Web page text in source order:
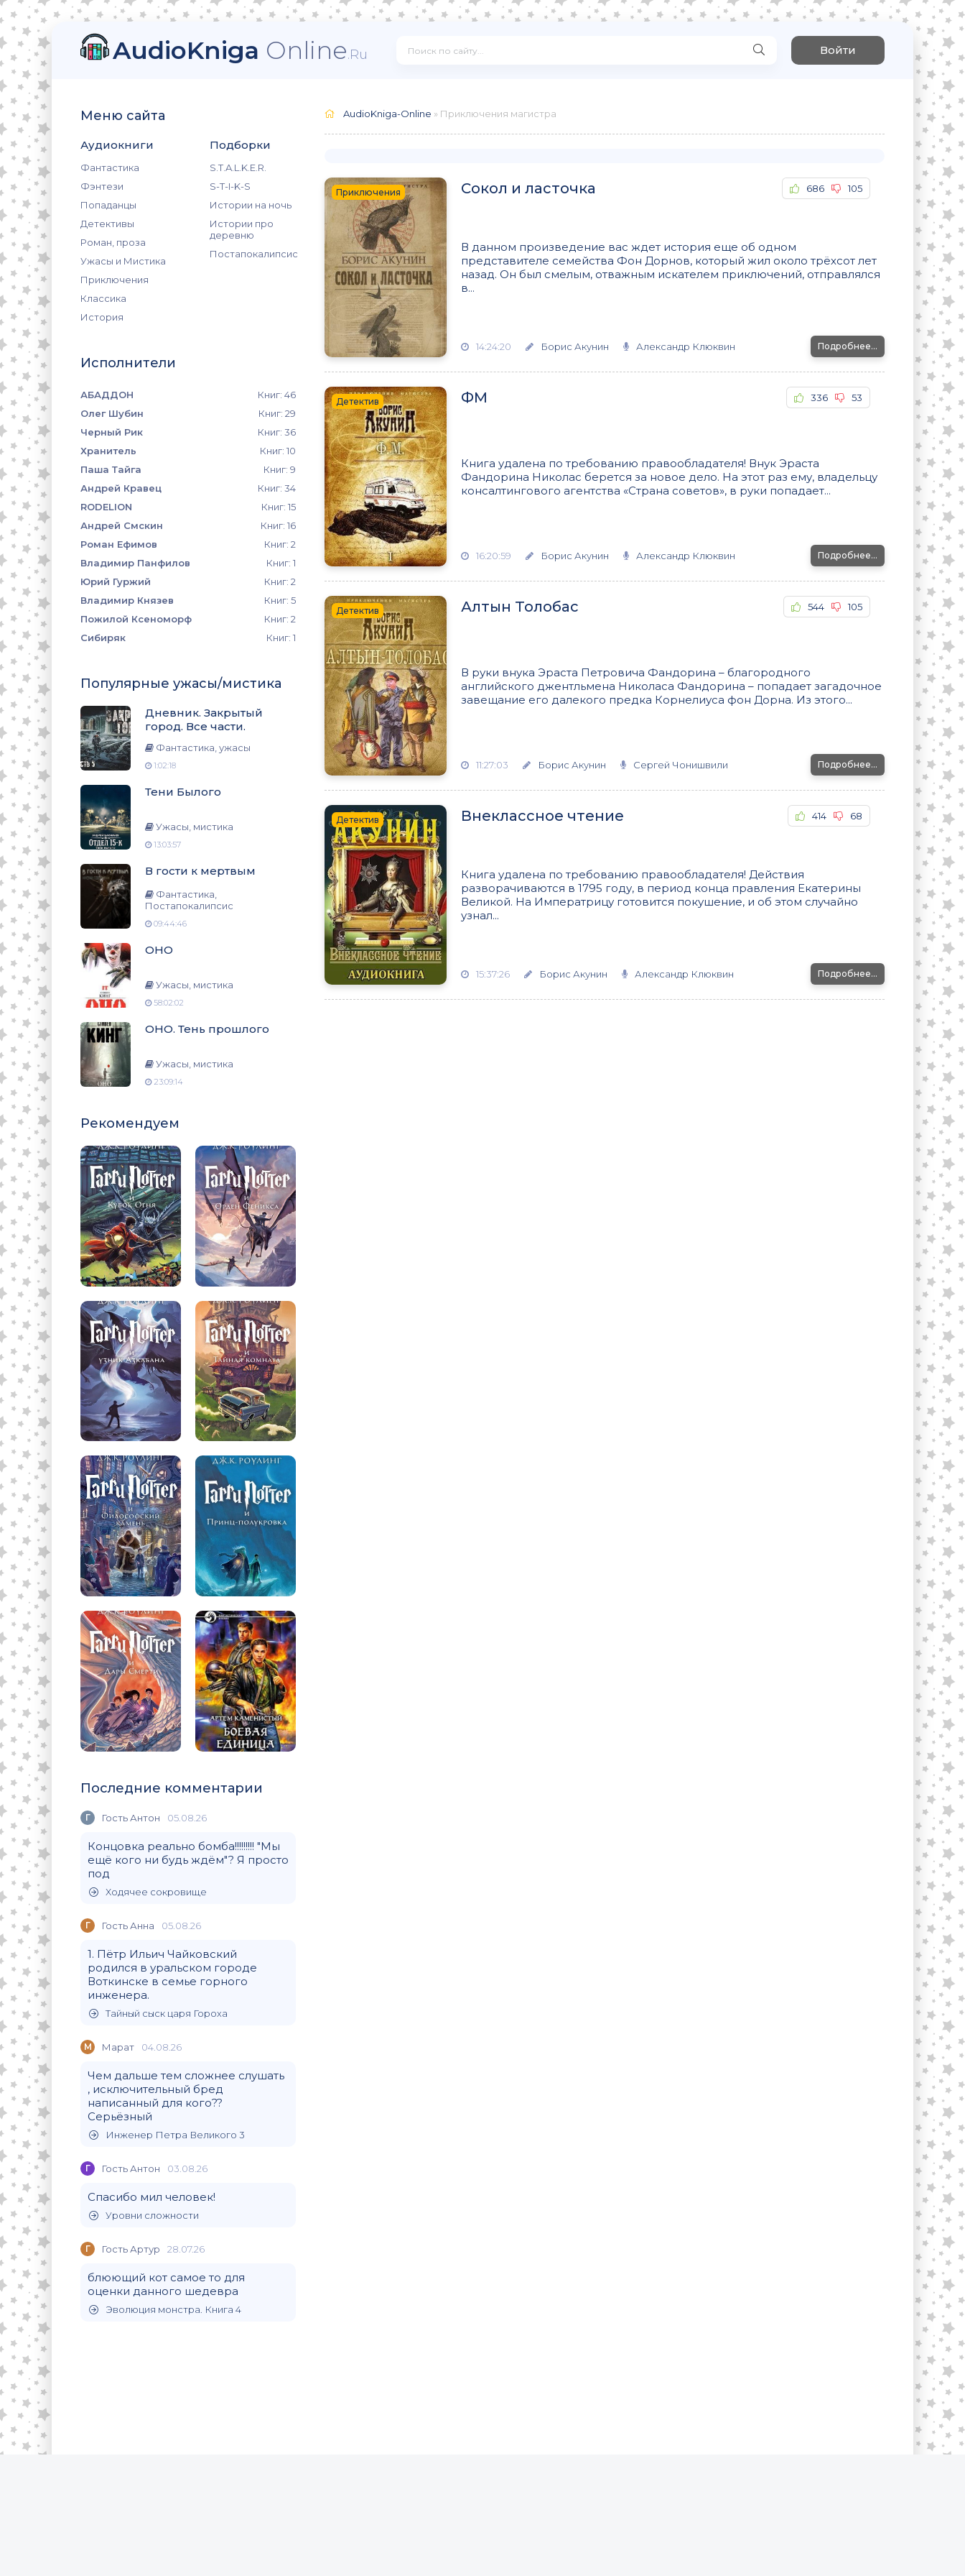
AudioKniga Online.Ru Войти
Меню сайта
Аудиокниги
Фантастика
Фэнтези
Попаданцы
Детективы
Роман, проза
Ужасы и Мистика
Приключения
Классика
История
Подборки
S.T.A.L.K.E.R.
S-T-I-K-S
Истории на ночь
Истории про
деревню
Постапокалипсис
Исполнители
АБАДДОН
Книг: 46
Олег Шубин
Книг: 29
Черный Рик
Книг: 36
Хранитель
Книг: 10
Паша Тайга
Книг: 9
Андрей Кравец
Книг: 34
RODELION
Книг: 15
Андрей Смскин
Книг: 16
Роман Ефимов
Книг: 2
Владимир Панфилов
Книг: 1
Юрий Гуржий
Книг: 2
Владимир Князев
Книг: 5
Пожилой Ксеноморф
Книг: 2
Сибиряк
Книг: 1
Популярные ужасы/мистика
Дневник. Закрытый
город. Все части.
Фантастика, ужасы
1:02:18
Тени Былого
Ужасы, мистика
13:03:57
В гости к мертвым
Фантастика,
Постапокалипсис
09:44:46
ОНО
Ужасы, мистика
58:02:02
ОНО. Тень прошлого
Ужасы, мистика
23:09:14
Рекомендуем
Последние комментарии
Г Гость Антон 05.08.26
Концовка реально бомба!!!!!!!!! "Мы
ещё кого ни будь ждём"? Я просто
под
Ходячее сокровище
Г Гость Анна 05.08.26
1. Пётр Ильич Чайковский
родился в уральском городе
Воткинске в семье горного
инженера.
Тайный сыск царя Гороха
М Марат 04.08.26
Чем дальше тем сложнее слушать
, исключительный бред
написанный для кого??
Серьёзный
Инженер Петра Великого 3
Г Гость Антон 03.08.26
Спасибо мил человек!
Уровни сложности
Г Гость Артур 28.07.26
блюющий кот самое то для
оценки данного шедевра
Эволюция монстра. Книга 4
AudioKniga-Online » Приключения магистра
Приключения Сокол и ласточка 686 105
В данном произведение вас ждет история еще об одном
представителе семейства Фон Дорнов, который жил около трёхсот лет
назад. Он был смелым, отважным искателем приключений, отправлялся
в...
14:24:20 Борис Акунин Александр Клюквин Подробнее...
Детектив ФМ 336 53
Книга удалена по требованию правообладателя! Внук Эраста
Фандорина Николас берется за новое дело. На этот раз ему, владельцу
консалтингового агентства «Страна советов», в руки попадает...
16:20:59 Борис Акунин Александр Клюквин Подробнее...
Детектив Алтын Толобас 544 105
В руки внука Эраста Петровича Фандорина – благородного
английского джентльмена Николаса Фандорина – попадает загадочное
завещание его далекого предка Корнелиуса фон Дорна. Из этого...
11:27:03 Борис Акунин Сергей Чонишвили Подробнее...
Детектив Внеклассное чтение 414 68
Книга удалена по требованию правообладателя! Действия
разворачиваются в 1795 году, в период конца правления Екатерины
Великой. На Императрицу готовится покушение, и об этом случайно
узнал...
15:37:26 Борис Акунин Александр Клюквин Подробнее...